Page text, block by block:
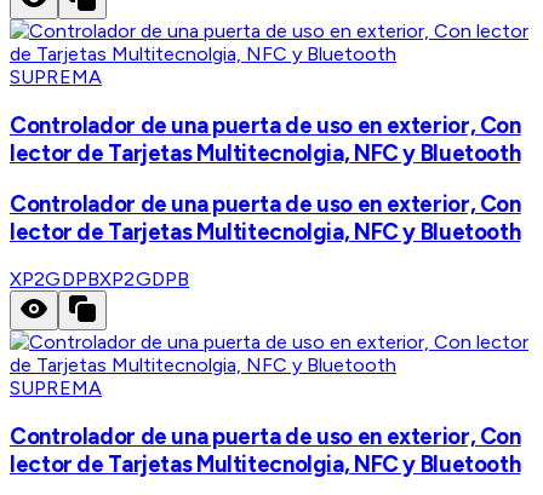
SUPREMA
Controlador de una puerta de uso en exterior, Con
lector de Tarjetas Multitecnolgia, NFC y Bluetooth
Controlador de una puerta de uso en exterior, Con
lector de Tarjetas Multitecnolgia, NFC y Bluetooth
XP2GDPBXP2GDPB
SUPREMA
Controlador de una puerta de uso en exterior, Con
lector de Tarjetas Multitecnolgia, NFC y Bluetooth